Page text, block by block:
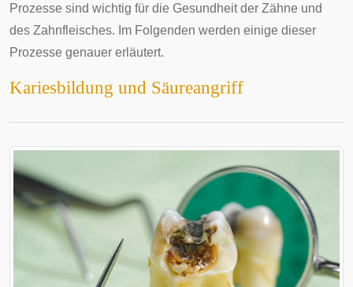
Prozesse sind wichtig für die Gesundheit der Zähne und
des Zahnfleisches. Im Folgenden werden einige dieser
Prozesse genauer erläutert.
Kariesbildung und Säureangriff